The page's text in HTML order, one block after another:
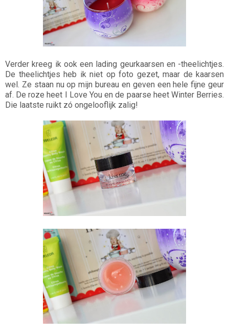
Verder kreeg ik ook een lading geurkaarsen en -theelichtjes.
De theelichtjes heb ik niet op foto gezet, maar de kaarsen
wel. Ze staan nu op mijn bureau en geven een hele fijne geur
af. De roze heet I Love You en de paarse heet Winter Berries.
Die laatste ruikt zó ongelooflijk zalig!